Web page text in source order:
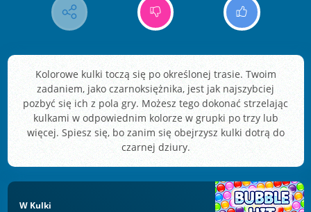
Kolorowe kulki toczą się po określonej trasie. Twoim
zadaniem, jako czarnoksiężnika, jest jak najszybciej
pozbyć się ich z pola gry. Możesz tego dokonać strzelając
kulkami w odpowiednim kolorze w grupki po trzy lub
więcej. Spiesz się, bo zanim się obejrzysz kulki dotrą do
czarnej dziury.
W Kulki